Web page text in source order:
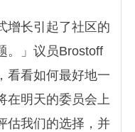
增长引起了社区的
。」议员Brostoff
看看如何最好地一
在明天的委员会上
估我们的选择，并